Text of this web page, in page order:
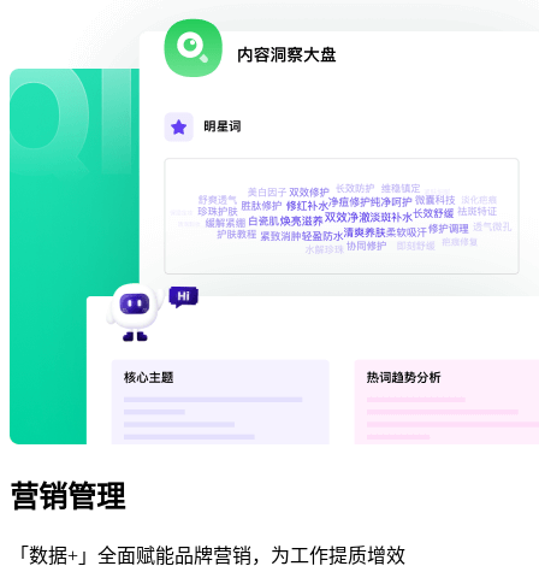
营销管理
「数据+」全面赋能品牌营销，为工作提质增效